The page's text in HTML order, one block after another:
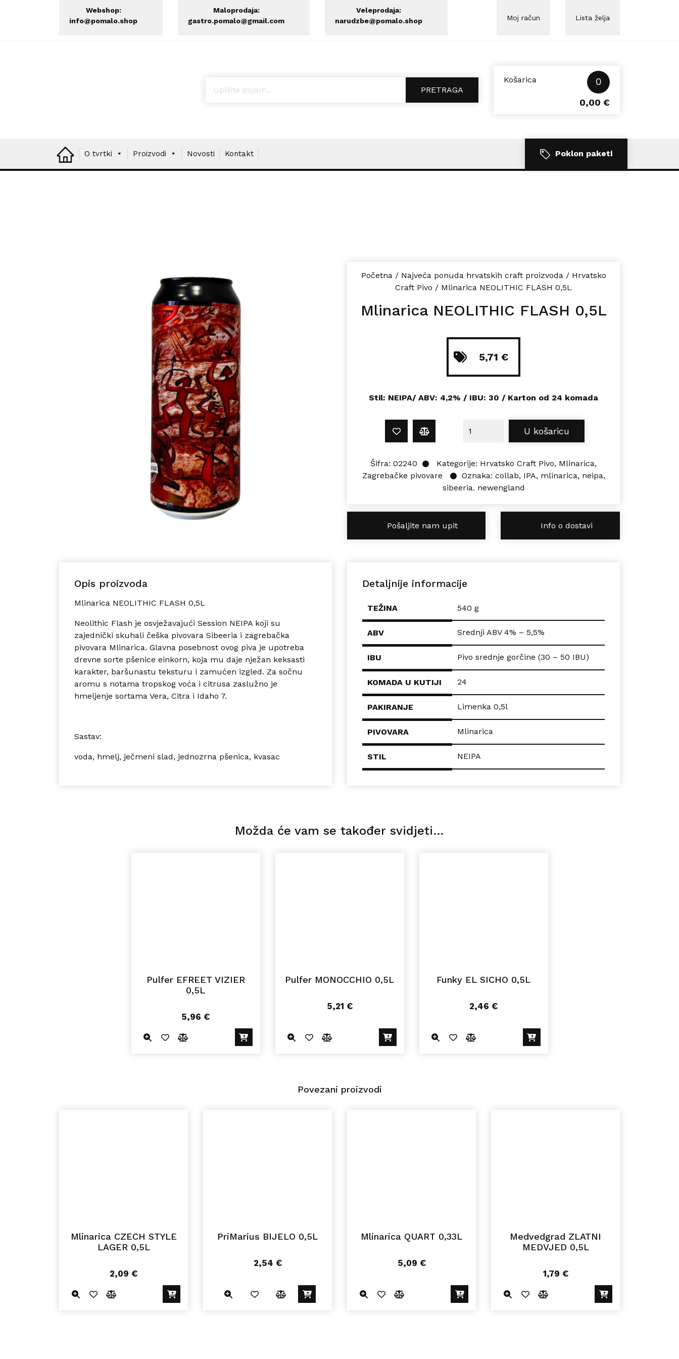
Webshop:
info@pomalo.shop
Maloprodaja:
gastro.pomalo@gmail.com
Veleprodaja:
narudzbe@pomalo.shop
Moj račun Lista želja
PRETRAGA
Košarica 0
0,00 €
O tvrtki Proizvodi Novosti Kontakt Poklon paketi
Početna/ Najveća ponuda hrvatskih craft proizvoda/ Hrvatsko
Craft Pivo / Mlinarica NEOLITHIC FLASH 0,5L
Mlinarica NEOLITHIC FLASH 0,5L
5,71 €
Stil: NEIPA/ ABV: 4,2% / IBU: 30 / Karton od 24 komada
Mlinarica NEOLITHIC FLASH 0,5L količina
U košaricu
Šifra: 02240 Kategorije: Hrvatsko Craft Pivo, Mlinarica,
Zagrebačke pivovare
Oznaka: collab, IPA, mlinarica, neipa,
sibeeria. newengland
Pošaljite nam upit Info o dostavi
Opis proizvoda
Mlinarica NEOLITHIC FLASH 0,5L
Neolithic Flash je osvježavajući Session NEIPA koji su
zajednički skuhali češka pivovara Sibeeria i zagrebačka
pivovara Mlinarica. Glavna posebnost ovog piva je upotreba
drevne sorte pšenice einkorn, koja mu daje nježan keksasti
karakter, baršunastu teksturu i zamućen izgled. Za sočnu
aromu s notama tropskog voća i citrusa zaslužno je
hmeljenje sortama Vera, Citra i Idaho 7.
Sastav:
voda, hmelj, ječmeni slad, jednozrna pšenica, kvasac
Detaljnije informacije
TEŽINA 540 g
ABV Srednji ABV 4% – 5,5%
IBU Pivo srednje gorčine (30 – 50 IBU)
KOMADA U KUTIJI 24
PAKIRANJE Limenka 0,5l
PIVOVARA Mlinarica
STIL NEIPA
Možda će vam se također svidjeti…
Pulfer EFREET VIZIER
0,5L
5,96 €
Pulfer MONOCCHIO 0,5L
5,21 €
Funky EL SICHO 0,5L
2,46 €
Povezani proizvodi
Mlinarica CZECH STYLE
LAGER 0,5L
2,09 €
PriMarius BIJELO 0,5L
2,54 €
Mlinarica QUART 0,33L
5,09 €
Medvedgrad ZLATNI
MEDVJED 0,5L
1,79 €